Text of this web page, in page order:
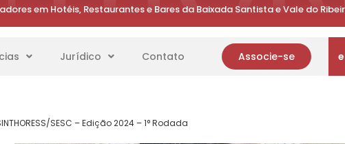
em Hotéis, Restaurantes e Bares da Baixada Santista e Vale do
Jurídico Contato Associe-se
SESC – Edição 2024 – 1° Rodada